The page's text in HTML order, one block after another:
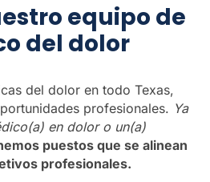
equipo de
del dolor
del dolor en todo Texas,
profesionales. Ya
en dolor o un(a)
puestos que se alinean
profesionales.